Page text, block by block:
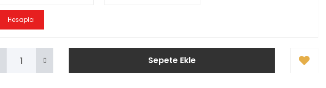
Hesapla
Sepete Ekle